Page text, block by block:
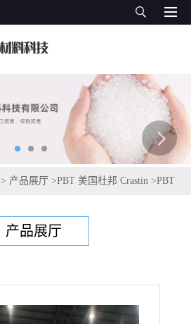
> 产品展厅 >PBT 美国杜邦 Crastin >PBT
产品展厅